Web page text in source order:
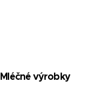
Mléčné výrobky